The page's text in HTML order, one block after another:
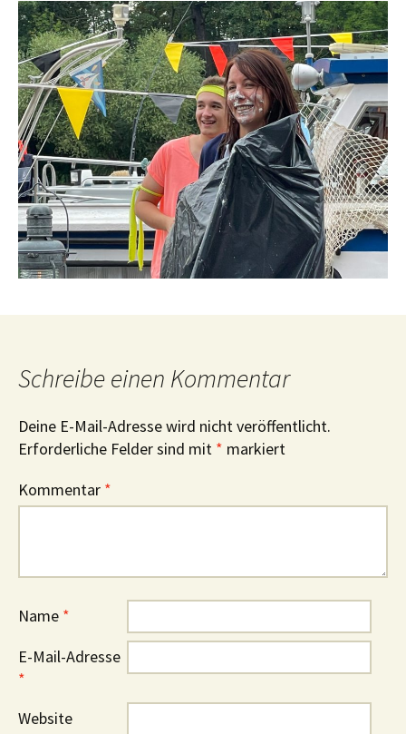
Schreibe einen Kommentar
Deine E-Mail-Adresse wird nicht veröffentlicht.
Erforderliche Felder sind mit * markiert
Kommentar *
Name *
E-Mail-Adresse
*
Website